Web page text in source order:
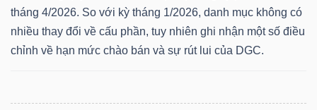
tháng 4/2026. So với kỳ tháng 1/2026, danh mục không có
nhiều thay đổi về cấu phần, tuy nhiên ghi nhận một số điều
chỉnh về hạn mức chào bán và sự rút lui của DGC.